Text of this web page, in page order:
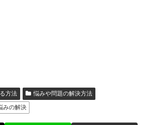
方法
悩みや問題の解決方法
みの解決